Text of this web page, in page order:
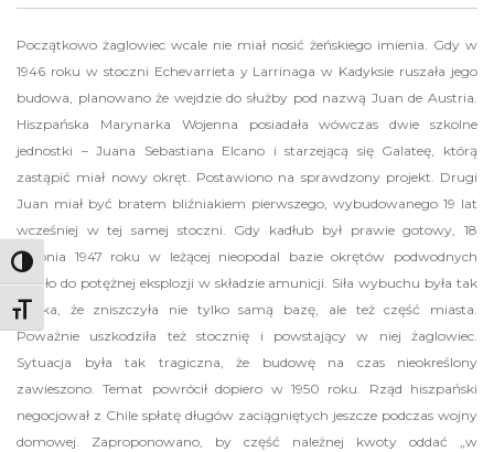
Toggle High Contrast
Toggle Font size
Początkowo żaglowiec wcale nie miał nosić żeńskiego imienia. Gdy w
1946 roku w stoczni Echevarrieta y Larrinaga w Kadyksie ruszała jego
budowa, planowano że wejdzie do służby pod nazwą Juan de Austria.
Hiszpańska Marynarka Wojenna posiadała wówczas dwie szkolne
jednostki – Juana Sebastiana Elcano i starzejącą się Galateę, którą
zastąpić miał nowy okręt. Postawiono na sprawdzony projekt. Drugi
Juan miał być bratem bliźniakiem pierwszego, wybudowanego 19 lat
wcześniej w tej samej stoczni. Gdy kadłub był prawie gotowy, 18
sierpnia 1947 roku w leżącej nieopodal bazie okrętów podwodnych
doszło do potężnej eksplozji w składzie amunicji. Siła wybuchu była tak
wielka, że zniszczyła nie tylko samą bazę, ale też część miasta.
Poważnie uszkodziła też stocznię i powstający w niej żaglowiec.
Sytuacja była tak tragiczna, że budowę na czas nieokreślony
zawieszono. Temat powrócił dopiero w 1950 roku. Rząd hiszpański
negocjował z Chile spłatę długów zaciągniętych jeszcze podczas wojny
domowej. Zaproponowano, by część należnej kwoty oddać „w